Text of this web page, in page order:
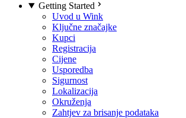
Getting Started
Uvod u Wink
Ključne značajke
Kupci
Registracija
Cijene
Usporedba
Sigurnost
Lokalizacija
Okruženja
Zahtjev za brisanje podataka